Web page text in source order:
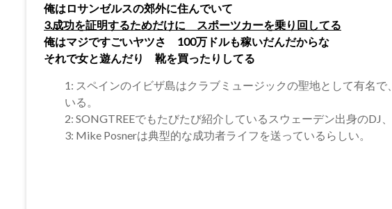
俺はロサンゼルスの郊外に住んでいて
3.成功を証明するためだけに スポーツカーを乗り回してる
俺はマジですごいヤツさ 100万ドルも稼いだんだからな
それで女と遊んだり 靴を買ったりしてる
1: スペインのイビザ島はクラブミュージックの聖地として有名
いる。
2: SONGTREEでもたびたび紹介しているスウェーデン出身のDJ
3: Mike Posnerは典型的な成功者ライフを送っているらしい。